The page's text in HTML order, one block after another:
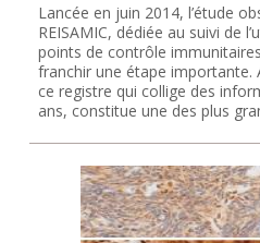
Lancée en juin 2014, l’étude
REISAMIC, dédiée au suivi de
points de contrôle
franchir une étape importante.
ce registre qui collige des
ans, constitue une des plus